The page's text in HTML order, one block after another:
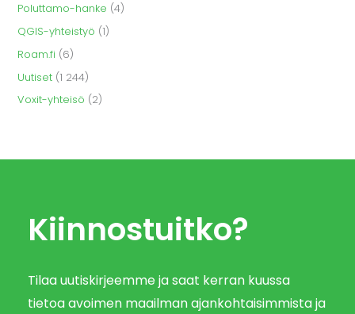
Poluttamo-hanke (4)
QGIS-yhteistyö (1)
Roam.fi (6)
Uutiset (1 244)
Voxit-yhteisö (2)
Kiinnostuitko?
Tilaa uutiskirjeemme ja saat kerran kuussa
tietoa avoimen maailman ajankohtaisimmista ja